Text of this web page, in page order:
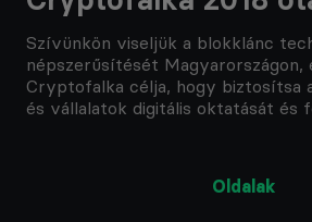
Szívünkön viseljük a blokklánc
népszerűsítését Magyarországon,
Cryptofalka célja, hogy biztosítsa
és vállalatok digitális oktatását és
Oldalak